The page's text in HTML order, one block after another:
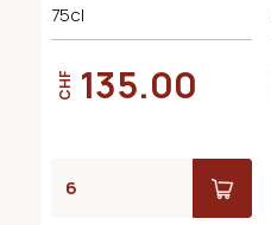
75cl
CHF 135.00